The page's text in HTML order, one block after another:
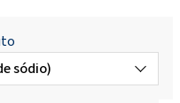
sódio)